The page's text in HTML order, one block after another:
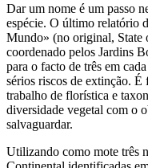
Dar um nome é um passo
espécie. O último relatório
Mundo» (no original, State
coordenado pelos Jardins
para o facto de três em
sérios riscos de extinção.
trabalho de florística e
diversidade vegetal com o
salvaguardar.
Utilizando como mote três